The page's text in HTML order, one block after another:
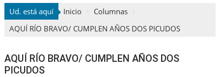
Ud. está aquí Inicio
Columnas
AQUÍ RÍO BRAVO/ CUMPLEN AÑOS DOS PICUDOS
AQUÍ RÍO BRAVO/ CUMPLEN AÑOS DOS
PICUDOS